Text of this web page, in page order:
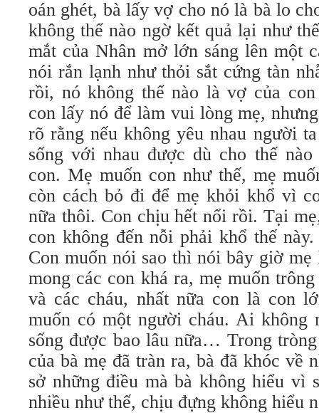
oán ghét, bà lấy vợ cho nó là bà lo
không thể nào ngờ kết quả lại như
mắt của Nhân mở lớn sáng lên một
nói rắn lạnh như thỏi sắt cứng tàn
rồi, nó không thể nào là vợ của
con lấy nó để làm vui lòng mẹ,
rõ rằng nếu không yêu nhau người
sống với nhau được dù cho thế
con. Mẹ muốn con như thế, mẹ
còn cách bỏ đi để mẹ khỏi khổ vì
nữa thôi. Con chịu hết nổi rồi. Tại
con không đến nỗi phải khổ thế
Con muốn nói sao thì nói bây giờ
mong các con khá ra, mẹ muốn
và các cháu, nhất nữa con là con
muốn có một người cháu. Ai không
sống được bao lâu nữa… Trong
của bà mẹ đã tràn ra, bà đã khóc về
sở những điều mà bà không hiểu vì
nhiều như thế, chịu đựng không hiểu